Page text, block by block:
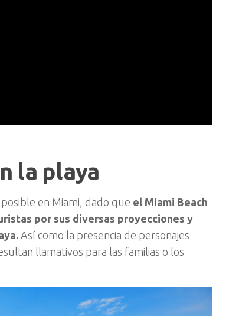
la playa
en Miami, dado que el Miami Beach
por sus diversas proyecciones y
Así como la presencia de personajes
llamativos para las familias o los